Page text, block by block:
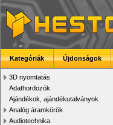
Kategóriák Újdonságok
3D nyomtatás
Adathordozók
Ajándékok, ajándékutalványok
Analóg áramkörök
Audiotechnika